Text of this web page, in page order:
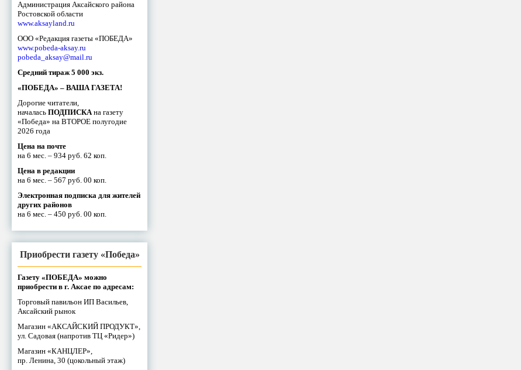
Администрация Аксайского района
Ростовской области
www.aksayland.ru
ООО «Редакция газеты «ПОБЕДА»
www.pobeda-aksay.ru
pobeda_aksay@mail.ru
Средний тираж 5 000 экз.
«ПОБЕДА» – ВАША ГАЗЕТА!
Дорогие читатели,
началась ПОДПИСКА на газету
«Победа» на ВТОРОЕ полугодие
2026 года
Цена на почте
на 6 мес. – 934 руб. 62 коп.
Цена в редакции
на 6 мес. – 567 руб. 00 коп.
Электронная подписка для жителей
других районов
на 6 мес. – 450 руб. 00 коп.
Приобрести газету «Победа»
Газету «ПОБЕДА» можно
приобрести в г. Аксае по адресам:
Торговый павильон ИП Васильев,
Аксайский рынок
Магазин «АКСАЙСКИЙ ПРОДУКТ»,
ул. Садовая (напротив ТЦ «Ридер»)
Магазин «КАНЦЛЕР»,
пр. Ленина, 30 (цокольный этаж)